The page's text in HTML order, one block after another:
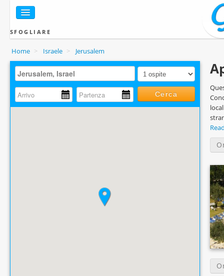
SFOGLIARE
Home > Israele > Jerusalem
Cerca